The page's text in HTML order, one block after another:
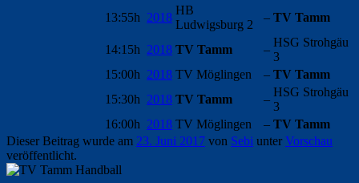
13:55h 2018
HB
Ludwigsburg 2
– TV Tamm
14:15h 2018 TV Tamm –
HSG Strohgäu
3
15:00h 2018 TV Möglingen – TV Tamm
15:30h 2018 TV Tamm –
HSG Strohgäu
3
16:00h 2018 TV Möglingen – TV Tamm
Dieser Beitrag wurde am 23. Juni 2017 von Sebi unterVorschau
veröffentlicht.